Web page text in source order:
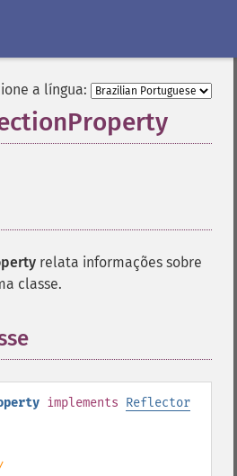
a língua:
relata informações sobre
classe.
implements Reflector